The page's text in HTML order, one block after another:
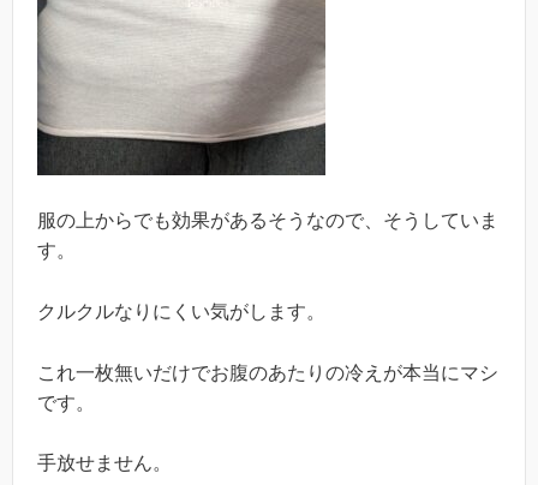
服の上からでも効果があるそうなので、そうしていま
す。
クルクルなりにくい気がします。
これ一枚無いだけでお腹のあたりの冷えが本当にマシ
です。
手放せません。